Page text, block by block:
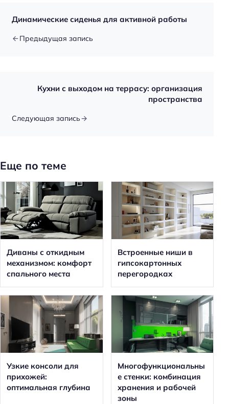
Динамические сиденья для активной работы
Предыдущая запись
Кухни с выходом на террасу: организация
пространства
Следующая запись
Еще по теме
Диваны с откидным
механизмом: комфорт
спального места
Встроенные ниши в
гипсокартонных
перегородках
Узкие консоли для
прихожей:
оптимальная глубина
Многофункциональны
е стенки: комбинация
хранения и рабочей
зоны